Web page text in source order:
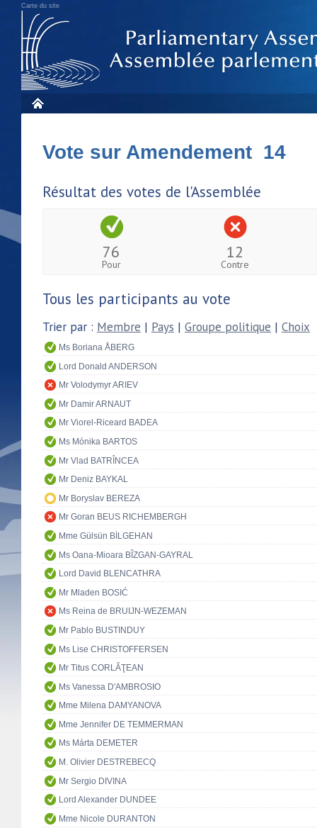
Carte du site
Vote sur Amendement 14
Résultat des votes de l'Assemblée
76
Pour
12
Contre
Tous les participants au vote
Trier par : Membre | Pays | Groupe politique | Choix
Ms Boriana ÅBERG
Lord Donald ANDERSON
Mr Volodymyr ARIEV
Mr Damir ARNAUT
Mr Viorel-Riceard BADEA
Ms Mónika BARTOS
Mr Vlad BATRÎNCEA
Mr Deniz BAYKAL
Mr Boryslav BEREZA
Mr Goran BEUS RICHEMBERGH
Mme Gülsün BİLGEHAN
Ms Oana-Mioara BÎZGAN-GAYRAL
Lord David BLENCATHRA
Mr Mladen BOSIĆ
Ms Reina de BRUIJN-WEZEMAN
Mr Pablo BUSTINDUY
Ms Lise CHRISTOFFERSEN
Mr Titus CORLĂŢEAN
Ms Vanessa D'AMBROSIO
Mme Milena DAMYANOVA
Mme Jennifer DE TEMMERMAN
Ms Márta DEMETER
M. Olivier DESTREBECQ
Mr Sergio DIVINA
Lord Alexander DUNDEE
Mme Nicole DURANTON